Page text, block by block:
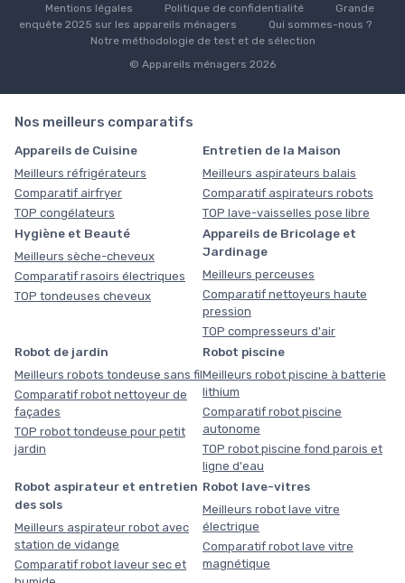
Mentions légales Politique de confidentialité
Grande
enquête 2025 sur les appareils ménagers
Qui sommes-nous ?
Notre méthodologie de test et de sélection
© Appareils ménagers 2026
Nos meilleurs comparatifs
Appareils de Cuisine
Meilleurs réfrigérateurs
Comparatif airfryer
TOP congélateurs
Entretien de la Maison
Meilleurs aspirateurs balais
Comparatif aspirateurs robots
TOP lave-vaisselles pose libre
Hygiène et Beauté
Meilleurs sèche-cheveux
Comparatif rasoirs électriques
TOP tondeuses cheveux
Appareils de Bricolage et
Jardinage
Meilleurs perceuses
Comparatif nettoyeurs haute
pression
TOP compresseurs d'air
Robot de jardin
Meilleurs robots tondeuse sans fil
Comparatif robot nettoyeur de
façades
TOP robot tondeuse pour petit
jardin
Robot piscine
Meilleurs robot piscine à batterie
lithium
Comparatif robot piscine
autonome
TOP robot piscine fond parois et
ligne d'eau
Robot aspirateur et entretien
des sols
Meilleurs aspirateur robot avec
station de vidange
Comparatif robot laveur sec et
Robot lave-vitres
Meilleurs robot lave vitre
électrique
Comparatif robot lave vitre
magnétique